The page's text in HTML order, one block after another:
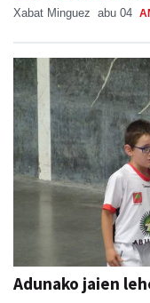
Xabat Minguez abu 04
Adunako jaien